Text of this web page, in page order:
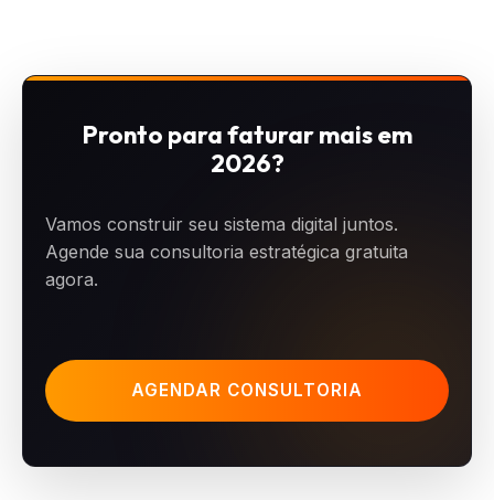
Pronto para faturar mais em
2026?
Vamos construir seu sistema digital juntos.
Agende sua consultoria estratégica gratuita
agora.
AGENDAR CONSULTORIA